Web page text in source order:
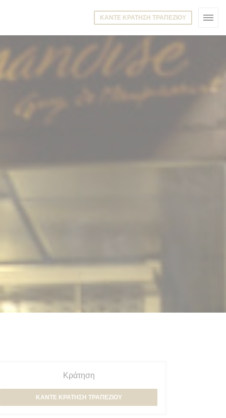
ΚΆΝΤΕ ΚΡΆΤΗΣΗ ΤΡΑΠΕΖΙΟΎ
Κράτηση
ΚΆΝΤΕ ΚΡΆΤΗΣΗ ΤΡΑΠΕΖΙΟΎ